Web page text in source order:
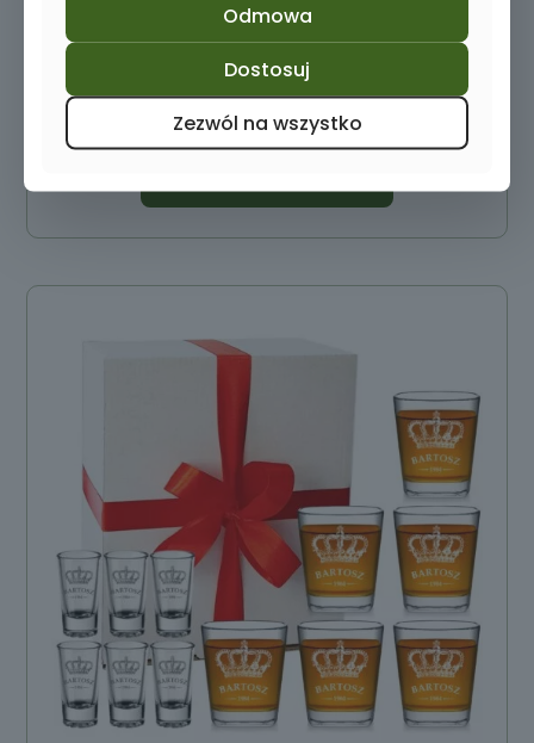
Zestaw szklanek i kieliszków z grawerem
69,00zł
Odmowa
Dostosuj
Zezwól na wszystko